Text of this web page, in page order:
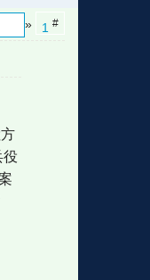
e
1 #
»
役